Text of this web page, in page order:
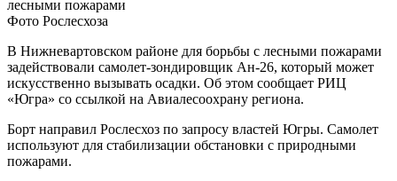
Фото Рослесхоза
В Нижневартовском районе для борьбы с лесными пожарами
задействовали самолет-зондировщик Ан-26, который может
искусственно вызывать осадки. Об этом сообщает РИЦ
«Югра» со ссылкой на Авиалесоохрану региона.
Борт направил Рослесхоз по запросу властей Югры. Самолет
используют для стабилизации обстановки с природными
пожарами.